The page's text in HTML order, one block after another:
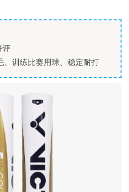
评
、训练比赛用球、稳定耐打